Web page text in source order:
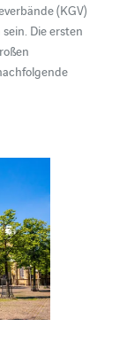
(KGV)
Die ersten